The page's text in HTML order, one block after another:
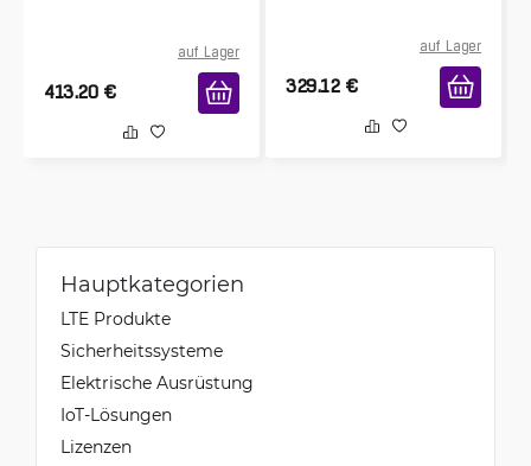
auf Lager
413.20 €
auf Lager
329.12 €
Hauptkategorien
LTE Produkte
Sicherheitssysteme
Elektrische Ausrüstung
IoT-Lösungen
Lizenzen